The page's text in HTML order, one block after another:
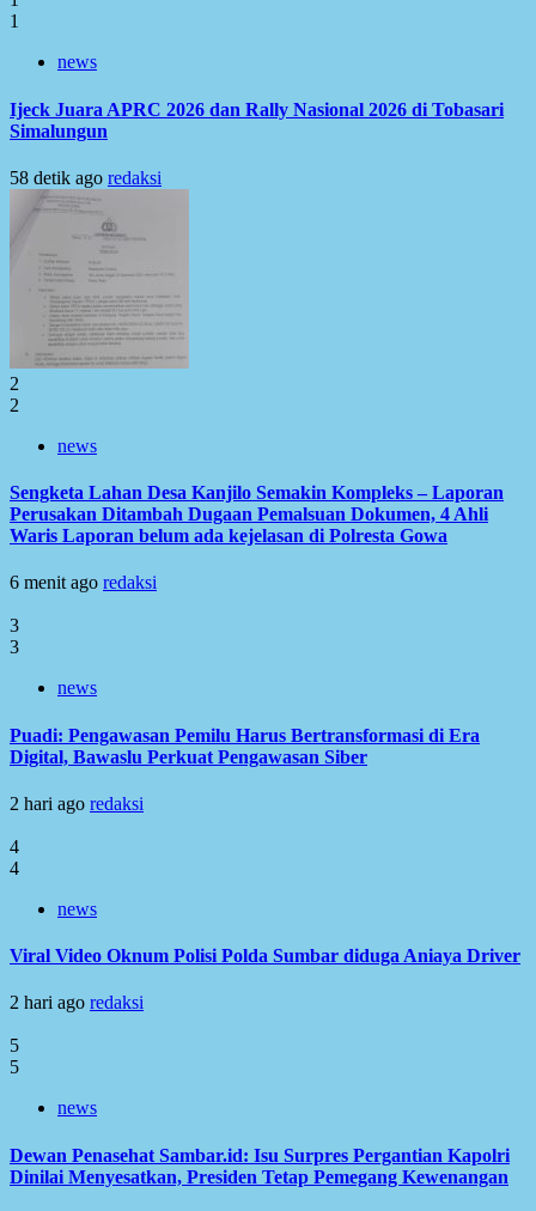
1
news
Ijeck Juara APRC 2026 dan Rally Nasional 2026 di Tobasari
Simalungun
58 detik ago redaksi
2
2
news
Sengketa Lahan Desa Kanjilo Semakin Kompleks – Laporan
Perusakan Ditambah Dugaan Pemalsuan Dokumen, 4 Ahli
Waris Laporan belum ada kejelasan di Polresta Gowa
6 menit ago redaksi
3
3
news
Puadi: Pengawasan Pemilu Harus Bertransformasi di Era
Digital, Bawaslu Perkuat Pengawasan Siber
2 hari ago redaksi
4
4
news
Viral Video Oknum Polisi Polda Sumbar diduga Aniaya Driver
2 hari ago redaksi
5
5
news
Dewan Penasehat Sambar.id: Isu Surpres Pergantian Kapolri
Dinilai Menyesatkan, Presiden Tetap Pemegang Kewenangan